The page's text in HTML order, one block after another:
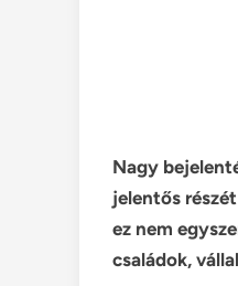
Nagy
jelentős
ez nem
családok,